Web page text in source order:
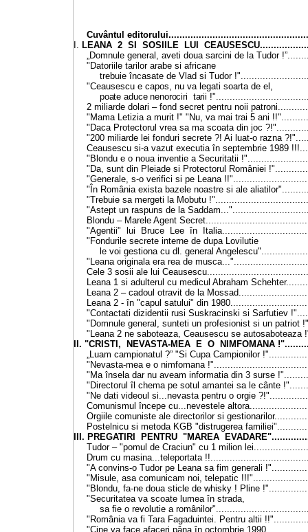
Cuvântul
I. LEANA 2 SI SOSIILE LUI
„Domnule general, aveti doua sarcini de la Tudor
"Datoriile tarilor arabe si africane
trebuie încasate de Vlad si Tudor
"Ceausescu e capos, nu va legati soarta de el,
poate aduce nenorociri tarii !"
2 miliarde dolari –fond secret pentru noii
"Mama Letizia a murit !" "Nu, va mai trai 5 ani
"Daca Protectorul vrea sa ma scoata din joc
"200 miliarde lei fonduri secrete ?! Ai luat-o razna
Ceausescu si-a vazut executia în septembrie 1989
"Blondu e o noua inventie a Securitatii
"Da, sunt din Pleiade si Protectorul României
"Generale, s-o verifici si pe Leana
"În România exista bazele noastre si ale
"Trebuie sa mergeti la Mobutu
"Astept un raspuns de la
Blondu –Marele Agent
"Agentii" lui Bruce Lee în
"Fondurile secrete interne de dupa Lovilutie
le voi gestiona cu dl. general
"Leana originala era rea de
Cele 3 sosii ale lui
Leana 1 si adulterul cu medicul Abraham
Leana 2 –cadoul otravit de la
Leana 2 - în "capul satului" din
"Contactati dizidentii rusi Suskracinski si Sarfutiev
"Domnule general, sunteti un profesionist si un patriot
"Leana 2 ne saboteaza, Ceausescu se
II. "CRISTI, NEVASTA-MEA E O NIMFOMANA
„Luam campionatul ?” "Si Cupa Campionilor
"Nevasta-mea e o nimfomana
"Ma însela dar nu aveam informatia din 3 surse
"Directorul îl chema pe sotul amantei sa le cânte
"Ne dati videoul si...nevasta pentru o orgie
Comunismul începe cu...nevestele
Orgiile comuniste ale directorilor si
Postelnicu si metoda KGB "distrugerea
III. PREGATIRI PENTRU "MAREA
Tudor –"pomul de Craciun" cu 1 milion
Drum cu masina...teleportata
"A convins-o Tudor pe Leana sa fim generali
"Misule, asa comunicam noi, telepatic
"Blondu, fa-ne doua sticle de whisky ! Pline
"Securitatea va scoate lumea în strada,
sa fie o revolutie a
"România va fi Tara Fagaduintei. Pentru altii
"Cine va face afaceri pâna în octombrie 1990